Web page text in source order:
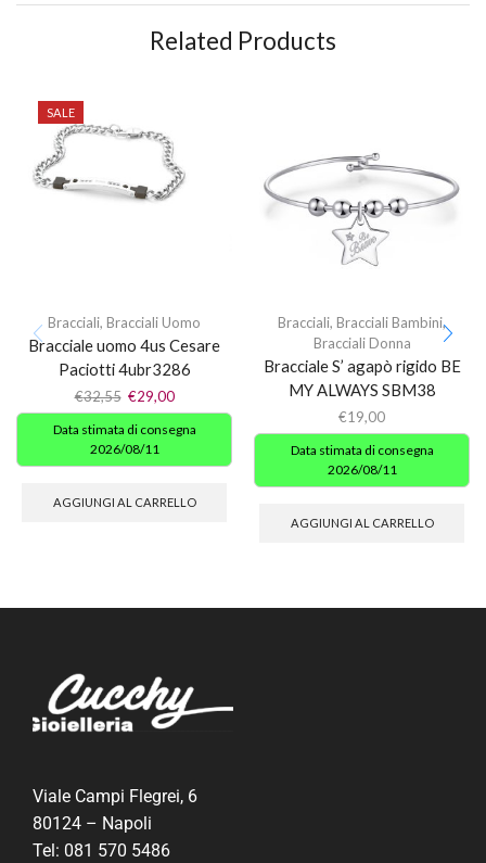
Related Products
SALE
Bracciali, Bracciali Uomo
Bracciale uomo 4us Cesare
Paciotti 4ubr3286
€32,55 €29,00
Data stimata di consegna
2026/08/11
AGGIUNGI AL CARRELLO
Bracciali, Bracciali Bambini,
Bracciali Donna
Bracciale S’ agapò rigido BE
MY ALWAYS SBM38
€19,00
Data stimata di consegna
2026/08/11
AGGIUNGI AL CARRELLO
Viale Campi Flegrei, 6
80124 – Napoli
Tel: 081 570 5486